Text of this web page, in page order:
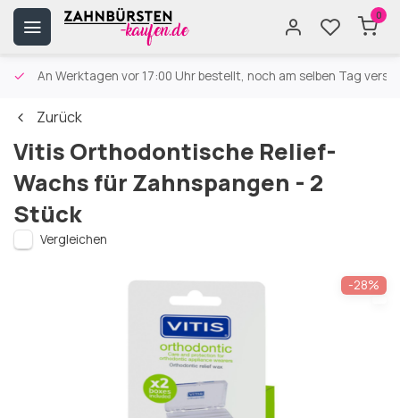
0
An Werktagen vor 17:00 Uhr bestellt, noch am selben Tag
Zurück
Vitis Orthodontische Relief-
Wachs für Zahnspangen - 2
Stück
Vergleichen
-28%